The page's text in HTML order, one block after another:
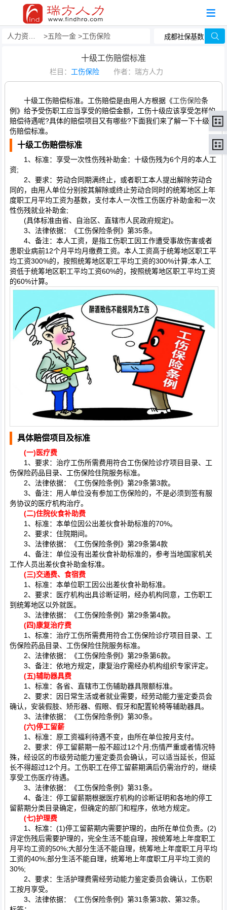
五险一金 工伤保险
十级工伤赔偿标准
栏目： 工伤保险 作者：瑞方人力
十级工伤赔偿标准。工伤赔偿是由用人方根据《工伤保险条
例》给予受伤职工应当享受的赔偿金额，工伤十级应该享受怎样的
赔偿待遇呢?具体的赔偿项目又有哪些?下面我们来了解一下十级工
伤赔偿标准。
十级工伤赔偿标准
1、标准：享受一次性伤残补助金：十级伤残为6个月的本人工
资;
2、要求：劳动合同期满终止，或者职工本人提出解除劳动合
同的，由用人单位分别按其解除或终止劳动合同时的统筹地区上年
度职工月平均工资为基数，支付本人一次性工伤医疗补助金和一次
性伤残就业补助金;
(具体标准由省、自治区、直辖市人民政府规定)。
3、法律依据：《工伤保险条例》第35条。
4、备注：本人工资，是指工伤职工因工作遭受事故伤害或者
患职业病前12个月平均月缴费工资。本人工资高于统筹地区职工平
均工资300%的，按照统筹地区职工平均工资的300%计算;本人工
资低于统筹地区职工平均工资60%的，按照统筹地区职工平均工资
的60%计算。
具体赔偿项目及标准
(一) 医疗费
1、要求：治疗工伤所需费用符合工伤保险诊疗项目目录、工
伤保险药品目录、工伤保险住院服务标准。
2、法律依据：《工伤保险条例》第29条第3款。
3、备注：用人单位没有参加工伤保险的，不是必须到签有服
务协议的医疗机构治疗。
(二)住院伙食补助费
1、标准：本单位因公出差伙食补助标准的70%。
2、要求：住院期间。
3、法律依据：《工伤保险条例》第29条第4款
4、备注：单位没有出差伙食补助标准的，参考当地国家机关
工作人员出差伙食补助金标准。
(三)交通费、食宿费
1、标准：本单位职工因公出差伙食补助标准。
2、要求：医疗机构出具诊断证明，经办机构同意，工伤职工
到统筹地区以外就医。
3、法律依据：《工伤保险条例》第29条第4款。
(四)康复治疗费
1、标准：治疗工伤所需费用符合工伤保险诊疗项目目录、工
伤保险药品目录、工伤保险住院服务标准。
2、法律依据：《工伤保险条例》第29条第6款。
3、备注：依地方规定，康复治疗需经办机构组织专家评定。
(五)辅助器具费
1、标准：各省、直辖市工伤辅助器具限额标准。
2、要求：因日常生活或者就业需要，经劳动能力鉴定委员会
确认，安装假肢、矫形器、假眼、假牙和配置轮椅等辅助器具。
3、法律依据：《工伤保险条例》第30条。
(六)停工留薪
1、标准：原工资福利待遇不变，由所在单位按月支付。
2、要求：停工留薪期一般不超过12个月;伤情严重或者情况特
殊，经设区的市级劳动能力鉴定委员会确认，可以适当延长，但延
长不得超过12个月。工伤职工在停工留薪期满后仍需治疗的，继续
享受工伤医疗待遇。
3、法律依据：《工伤保险条例》第31条。
4、备注：停工留薪期根据医疗机构的诊断证明和各地的停工
留薪期分类目录确定，但确定的部门和程序，依地方规定。
(七)护理费
1、标准：(1)停工留薪期内需要护理的，由所在单位负责。(2)
评定伤残后需要护理的，完全生活不能自理，按统筹地上年度职工
月平均工资的50%;大部分生活不能自理，统筹地上年度职工月平均
工资的40%;部分生活不能自理，统筹地上年度职工月平均工资的
30%;
2、要求：生活护理费需经劳动能力鉴定委员会确认，工伤职
工按月享受。
3、法律依据：《工伤保险条例》第31条第3款、第32条。